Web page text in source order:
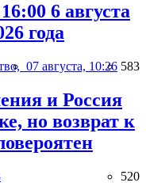
6 августа
года
07 августа, 10:26 583
и Россия
но возврат к
520